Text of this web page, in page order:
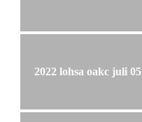
2022 lohsa oakc juli 05